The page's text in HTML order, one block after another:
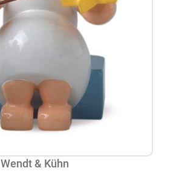
Wendt & Kühn